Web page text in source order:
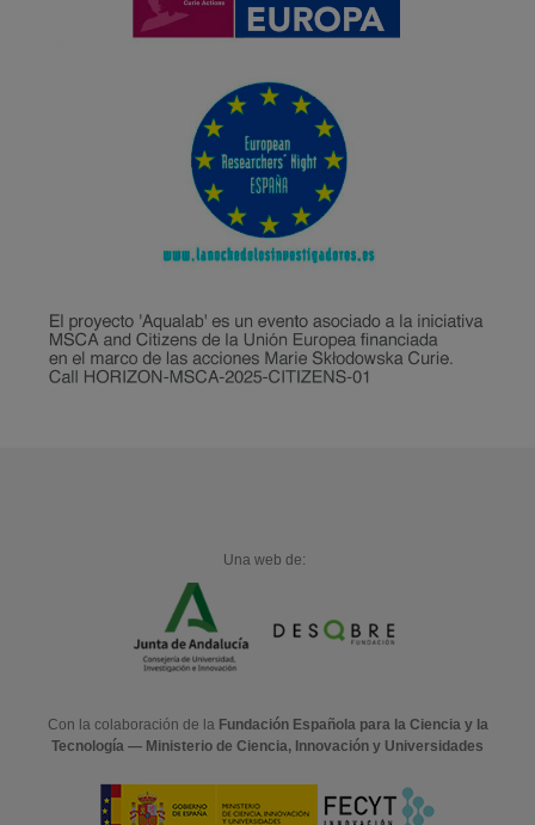
Una web de:
Con la colaboración de la Fundación Española para la Ciencia y la
Tecnología — Ministerio de Ciencia, Innovación y Universidades